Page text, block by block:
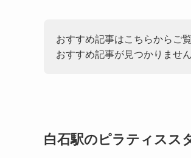
おすすめ記事はこちらからご
おすすめ記事が見つかりません
白石駅のピラティスス